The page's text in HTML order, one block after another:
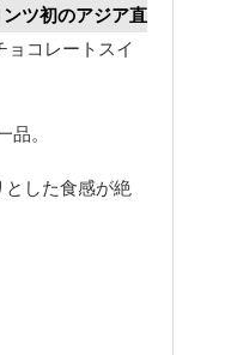
ンツ初のアジア直
コレートスイ
。
した食感が絶